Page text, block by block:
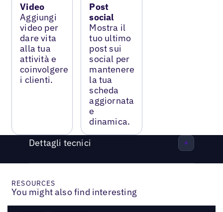
Video
Aggiungi
video per
dare vita
alla tua
attività e
coinvolgere
i clienti.
Post
social
Mostra il
tuo ultimo
post sui
social per
mantenere
la tua
scheda
aggiornata
e
dinamica.
Dettagli tecnici
RESOURCES
You might also find interesting